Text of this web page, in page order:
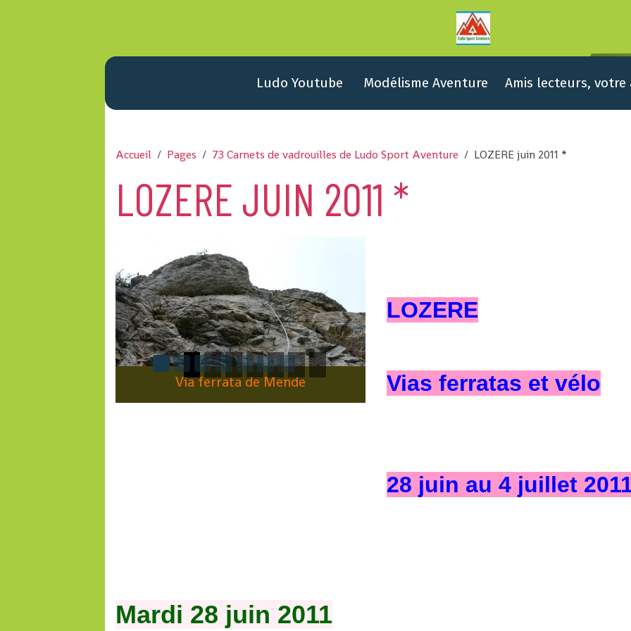
Ludo Youtube Modélisme Aventure Amis lecteurs,
Accueil Pages 73 Carnets de vadrouilles de Ludo Sport Aventure LOZERE juin 2011 *
LOZERE JUIN 2011 *
via ferrata de la Canourgue
LOZERE
Vias ferratas et vélo
28 juin au 4 juillet
Mardi 28 juin 2011